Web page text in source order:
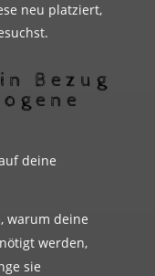
neu platziert,
Bezug
deine
warum deine
werden,
sie